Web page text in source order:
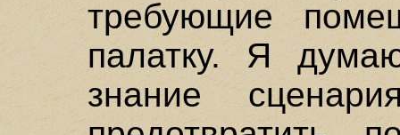
требующие
палатку. Я
знание